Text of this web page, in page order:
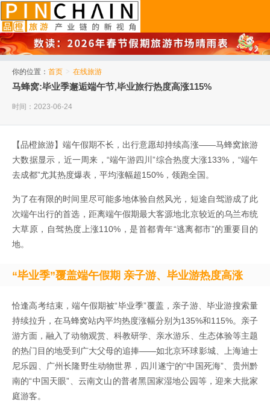
你的位置： 首页 > 在线旅游
马蜂窝:毕业季邂逅端午节,毕业旅行热度高涨115%
时间：2023-06-24
【品橙旅游】端午假期不长，出行意愿却持续高涨——马蜂窝旅游
大数据显示，近一周来，“端午游四川”综合热度大涨133%，“端午
去成都”尤其热度爆表，平均涨幅超150%，领跑全国。
为了在有限的时间里尽可能多地体验自然风光，短途自驾游成了此
次端午出行的首选，距离端午假期最大客源地北京较近的乌兰布统
大草原，自驾热度上涨110%，是首都青年“逃离都市”的重要目的
地。
“毕业季”覆盖端午假期 亲子游、毕业游热度高涨
恰逢高考结束，端午假期被“毕业季”覆盖，亲子游、毕业游搜索量
持续拉升，在马蜂窝站内平均热度涨幅分别为135%和115%。亲子
游方面，融入了动物观赏、科教研学、亲水游乐、生态体验等主题
的热门目的地受到广大父母的追捧——如北京环球影城、上海迪士
尼乐园、广州长隆野生动物世界，四川遂宁的“中国死海”、贵州黔
南的“中国天眼”、云南文山的普者黑国家湿地公园等，迎来大批家
庭游客。